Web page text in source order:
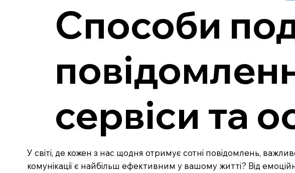
Способи
сервіси та
У світі, де кожен з нас щодня отримує сотні повідомлень,
комунікації є найбільш ефективним у вашому житті? Від